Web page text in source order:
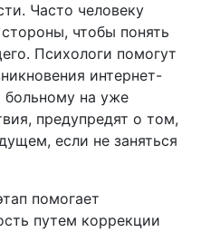
Часто человеку
чтобы понять
Психологи помогут
интернет-
больному на уже
предупредят о том,
если не заняться
помогает
путем коррекции